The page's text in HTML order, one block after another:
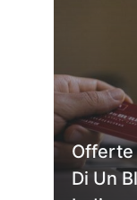
Offerte
Di Un